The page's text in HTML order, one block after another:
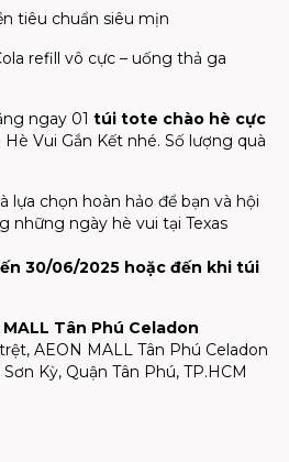
tiêu chuẩn siêu mịn
refill vô cực – uống thả ga
ngay 01 túi tote chào hè cực
Vui Gắn Kết nhé. Số lượng quà
lựa chọn hoàn hảo để bạn và hội
những ngày hè vui tại Texas
30/06/2025 hoặc đến khi túi
MALL Tân Phú Celadon
AEON MALL Tân Phú Celadon
Kỳ, Quận Tân Phú, TP.HCM